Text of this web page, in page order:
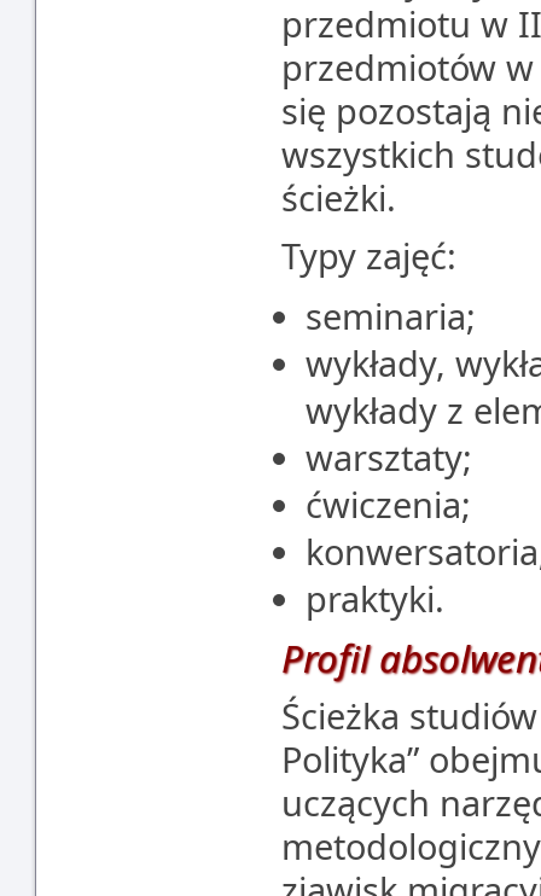
przedmiotu w
przedmiotów
się pozostają
wszystkich
ścieżki.
Typy zajęć:
seminaria;
wykłady,
wykłady z
warsztaty;
ćwiczenia;
praktyki.
Profil
Ścieżka
Polityka”
uczących